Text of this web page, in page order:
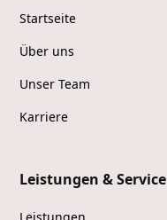
Startseite
Über uns
Unser Team
Karriere
Leistungen & Service